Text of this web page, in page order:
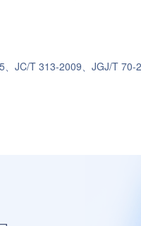
JC/T 313-2009、JGJ/T